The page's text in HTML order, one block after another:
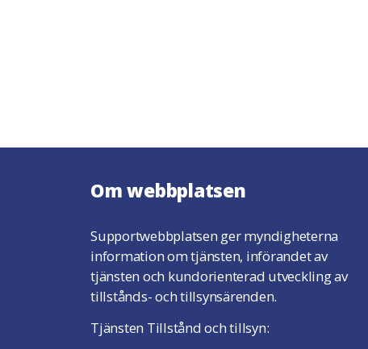
Om webbplatsen
Supportwebbplatsen ger myndigheterna
information om tjänsten, införandet av
tjänsten och kundorienterad utveckling av
tillstånds- och tillsynsärenden.
Tjänsten Tillstånd och tillsyn: